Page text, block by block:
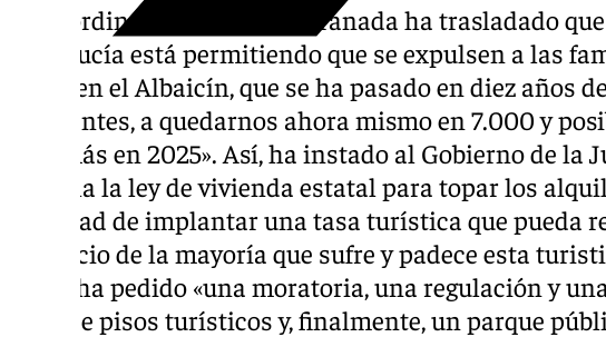
La coordinadora de
en Granada ha trasladado
Andalucía está permitiendo que se expulsen a las
como en el Albaicín, que se ha pasado en diez años
habitantes, a quedarnos ahora mismo en 7.000 y
baje más en 2025». Así, ha instado al Gobierno de la
marcha la ley de vivienda estatal para topar los
potestad de implantar una tasa turística que pueda
beneficio de la mayoría que sufre y padece esta
Pérez ha pedido «una moratoria, una regulación y
usos de pisos turísticos y, finalmente, un parque